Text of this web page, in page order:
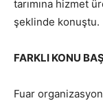
tarımına hizmet
şeklinde konuştu.
FARKLI KONU
Fuar